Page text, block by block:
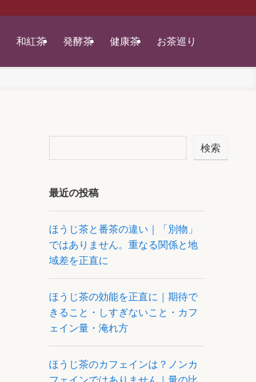
和紅茶 発酵茶 健康茶 お茶巡り
検索
最近の投稿
ほうじ茶と番茶の違い｜「別物」
ではありません。重なる関係と地
域差を正直に
ほうじ茶の効能を正直に｜期待で
きること・しすぎないこと・カフ
ェイン量・淹れ方
ほうじ茶のカフェインは？ノンカ